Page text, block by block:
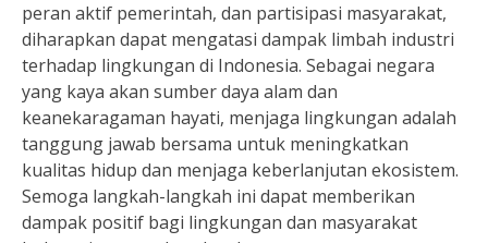
peran aktif pemerintah, dan partisipasi masyarakat,
diharapkan dapat mengatasi dampak limbah industri
terhadap lingkungan di Indonesia. Sebagai negara
yang kaya akan sumber daya alam dan
keanekaragaman hayati, menjaga lingkungan adalah
tanggung jawab bersama untuk meningkatkan
kualitas hidup dan menjaga keberlanjutan ekosistem.
Semoga langkah-langkah ini dapat memberikan
dampak positif bagi lingkungan dan masyarakat